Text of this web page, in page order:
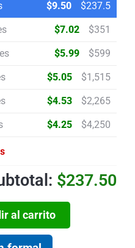
$9.50 $237.5
$7.02 $351
$5.99 $599
$5.05 $1,515
$4.53 $2,265
$4.25 $4,250
$237.50
al carrito